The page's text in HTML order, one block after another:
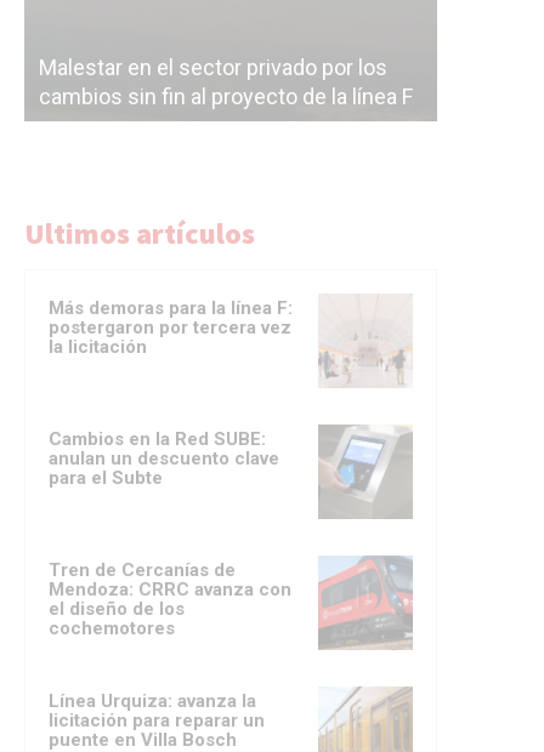
Malestar en el sector privado por los
cambios sin fin al proyecto de la línea F
Ultimos artículos
Más demoras para la línea F:
postergaron por tercera vez
la licitación
Cambios en la Red SUBE:
anulan un descuento clave
para el Subte
Tren de Cercanías de
Mendoza: CRRC avanza con
el diseño de los
cochemotores
Línea Urquiza: avanza la
licitación para reparar un
puente en Villa Bosch